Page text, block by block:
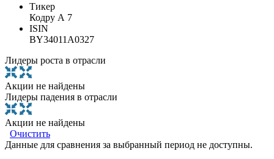
Тикер
Кодру А 7
ISIN
BY34011A0327
Лидеры роста в отрасли
Акции не найдены
Лидеры падения в отрасли
Акции не найдены
Очистить
Данные для сравнения за выбранный период не доступны.